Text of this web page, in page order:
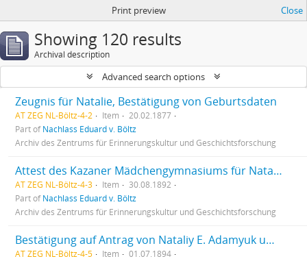
Print preview Close
Showing 120 results
Archival description
Advanced search options
Zeugnis für Natalie, Bestätigung von Geburtsdaten
AT ZEG NL-Böltz-4-2 Item
20.02.1877
Part ofNachlass Eduard v. Böltz
Archiv des Zentrums für Erinnerungskultur und Geschichtsforschung
Attest des Kazaner Mädchengymnasiums für Natalie Adamjuk und Urkunde für Goldmedaille
AT ZEG NL-Böltz-4-3 Item
30.08.1892
Part ofNachlass Eduard v. Böltz
Archiv des Zentrums für Erinnerungskultur und Geschichtsforschung
Bestätigung auf Antrag von Nataliy E. Adamyuk um Lehrberechtigung Mathematik und Französisch
AT ZEG NL-Böltz-4-5 Item
01.07.1894